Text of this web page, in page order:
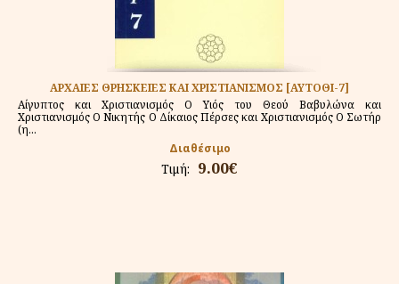
ΑΡΧΑΙΕΣ ΘΡΗΣΚΕΙΕΣ ΚΑΙ ΧΡΙΣΤΙΑΝΙΣΜΟΣ [ΑΥΤΟΘΙ-7]
Αίγυπτος και Χριστιανισμός Ο Υιός του Θεού Βαβυλώνα και
Χριστιανισμός Ο Νικητής Ο Δίκαιος Πέρσες και Χριστιανισμός Ο Σωτήρ
(η...
Διαθέσιμο
Τιμή: 9.00€